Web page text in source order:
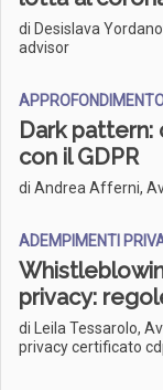
di Desislava
advisor
Dark
con il GDPR
di Andrea Afferni,
ADEMPIMENTI
privacy:
di Leila Tessarolo,
privacy certificato